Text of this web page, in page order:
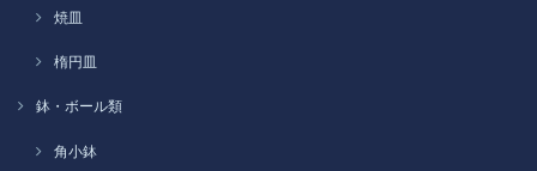
焼皿
楕円皿
鉢・ボール類
角小鉢